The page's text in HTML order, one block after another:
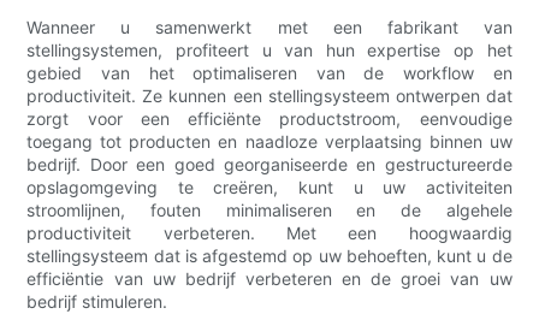
Wanneer u samenwerkt met een fabrikant van
stellingsystemen, profiteert u van hun expertise op het
gebied van het optimaliseren van de workflow en
productiviteit. Ze kunnen een stellingsysteem ontwerpen dat
zorgt voor een efficiënte productstroom, eenvoudige
toegang tot producten en naadloze verplaatsing binnen uw
bedrijf. Door een goed georganiseerde en gestructureerde
opslagomgeving te creëren, kunt u uw activiteiten
stroomlijnen, fouten minimaliseren en de algehele
productiviteit verbeteren. Met een hoogwaardig
stellingsysteem dat is afgestemd op uw behoeften, kunt u de
efficiëntie van uw bedrijf verbeteren en de groei van uw
bedrijf stimuleren.